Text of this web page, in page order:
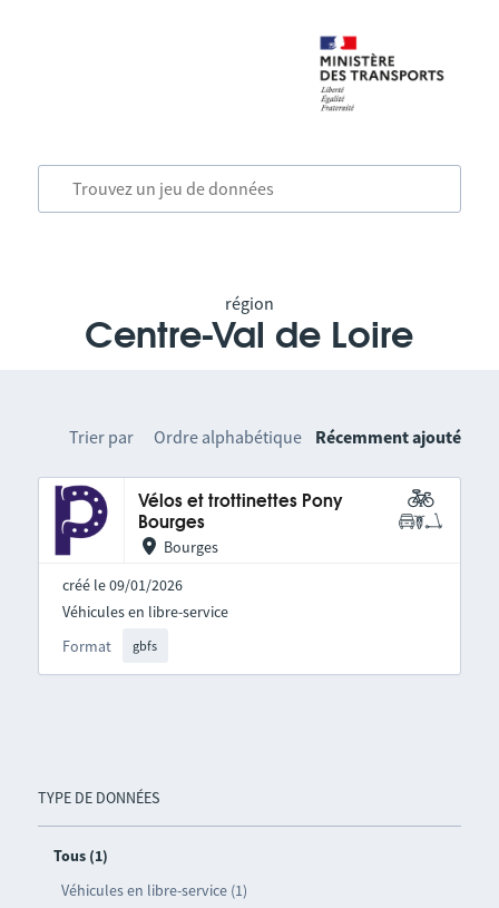
région
Centre-Val de Loire
TYPE DE DONNÉES
Tous (1)
Véhicules en libre-service (1)
Trier par Ordre alphabétique Récemment ajouté
Vélos et trottinettes Pony
Bourges
Bourges
créé le 09/01/2026
Format gbfs
Véhicules en libre-service